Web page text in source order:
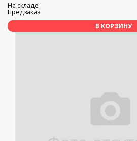
На складе
Предзаказ
В КОРЗИНУ